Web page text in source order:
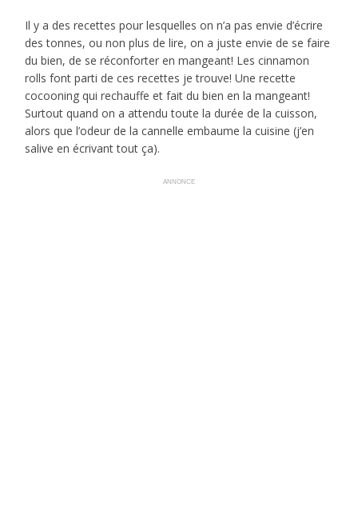
Il y a des recettes pour lesquelles on n’a pas envie d’écrire
des tonnes, ou non plus de lire, on a juste envie de se faire
du bien, de se réconforter en mangeant! Les cinnamon
rolls font parti de ces recettes je trouve! Une recette
cocooning qui rechauffe et fait du bien en la mangeant!
Surtout quand on a attendu toute la durée de la cuisson,
alors que l’odeur de la cannelle embaume la cuisine (j’en
salive en écrivant tout ça).
ANNONCE